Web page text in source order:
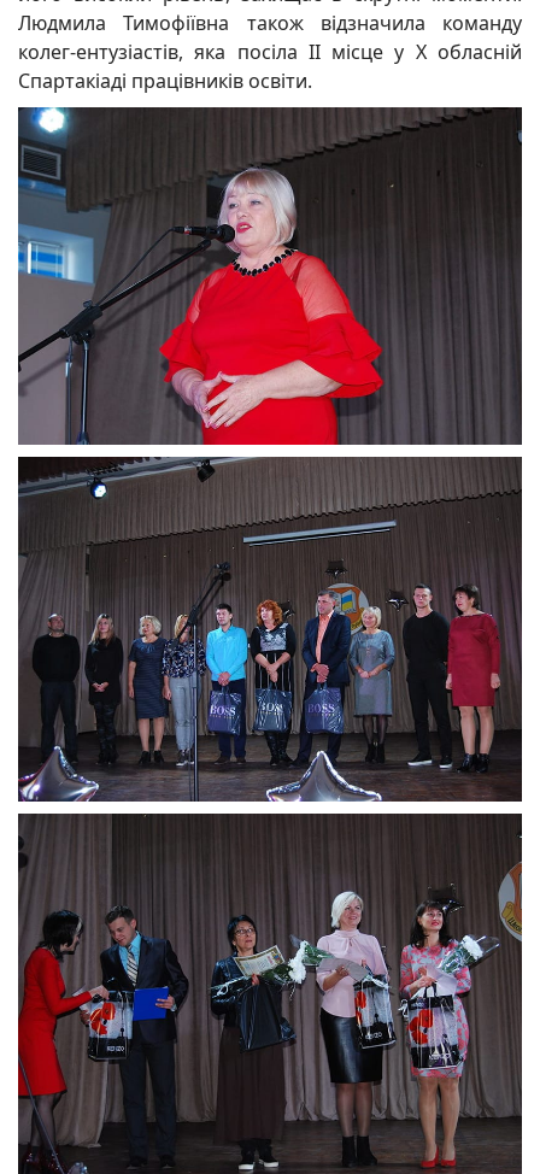
Людмила Тимофіївна також відзначила команду
колег-ентузіастів, яка посіла ІІ місце у Х обласній
Спартакіаді працівників освіти.